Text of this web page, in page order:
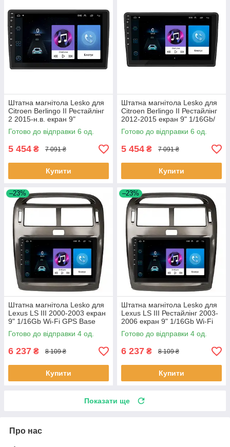
Штатна магнітола Lesko для
Citroen Berlingo II Рестайлінг
2 2015-н.в. екран 9"
1/16Gb/Wi-Fi GPS Optima 6шт
Готово до відправки 6 од.
5 454 ₴ 7 091 ₴
Купити
Штатна магнітола Lesko для
Citroen Berlingo II Рестайлінг
2012-2015 екран 9" 1/16Gb/
Wi-Fi GPS Optima 6шт
Готово до відправки 6 од.
5 454 ₴ 7 091 ₴
Купити
–23%
Штатна магнітола Lesko для
Lexus LS III 2000-2003 екран
9" 1/16Gb Wi-Fi GPS Base
Лексус 4 шт.
Готово до відправки 4 од.
6 237 ₴ 8 109 ₴
Купити
–23%
Штатна магнітола Lesko для
Lexus LS III Рестайлінг 2003-
2006 екран 9" 1/16Gb Wi-Fi
GPS Base 4 шт.
Готово до відправки 4 од.
6 237 ₴ 8 109 ₴
Купити
Показати ще
Про нас